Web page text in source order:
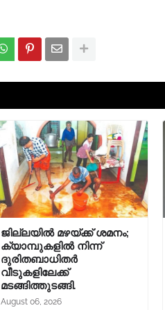
ജില്ലയിൽ മഴയ്ക്ക് ശമനം;
ക്യാമ്പുകളിൽ നിന്ന്
ദുരിതബാധിതർ
വീടുകളിലേക്ക്
മടങ്ങിത്തുടങ്ങി.
August 06, 2026